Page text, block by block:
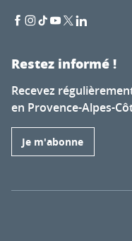
Restez informé !
Recevez
en Provence-Alpes-
Je m'abonne